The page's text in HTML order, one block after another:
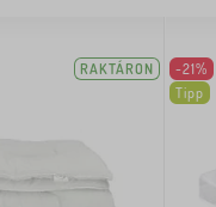
RAKTÁRON
-21%
Tipp